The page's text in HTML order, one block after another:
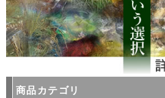
商品カテゴリ